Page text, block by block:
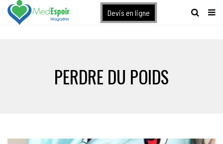
[maxbutton name="devis express"]
Devis en ligne
PERDRE DU POIDS